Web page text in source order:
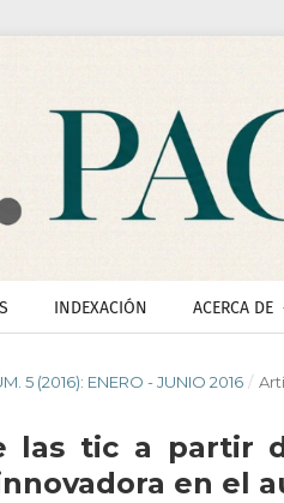
INDEXACIÓN ACERCA DE
5 (2016): ENERO - JUNIO 2016 /
las tic a partir
en el